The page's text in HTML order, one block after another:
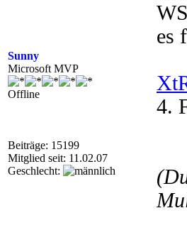
Sunny
Microsoft MVP
Offline
Beiträge: 15199
Mitglied seit: 11.02.07
Geschlecht:
es
4.